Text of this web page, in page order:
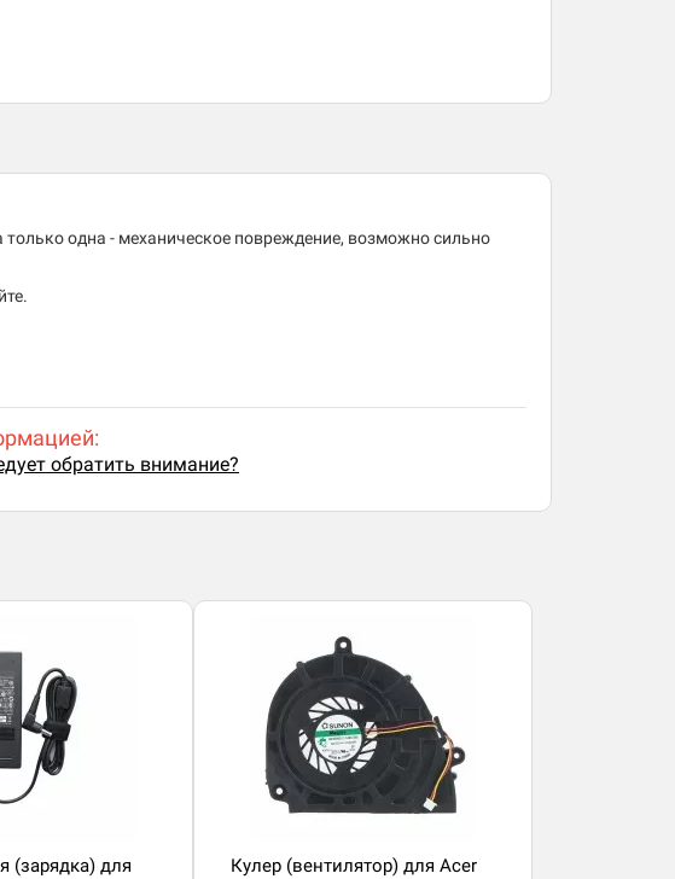
одна - механическое повреждение, возможно сильно
обратить внимание?
(зарядка) для
Кулер (вентилятор) для Acer